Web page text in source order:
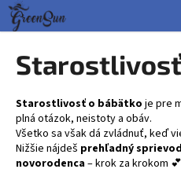
Prejsť
obsah
Starostlivosť o bábätko je pre
plná otázok, neistoty a obáv.
Všetko sa však dá zvládnuť, keď
Nižšie nájdeš prehľadný
novorodenca– krok za krokom 💕
K
o
o
p
o
t